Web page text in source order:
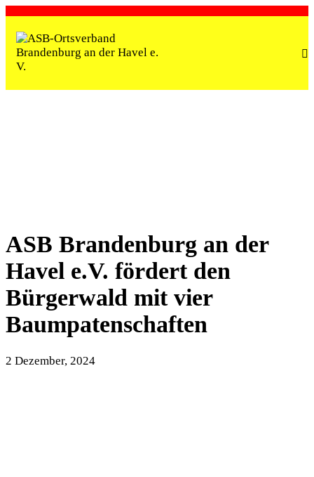
ASB Brandenburg an der
Havel e.V. fördert den
Bürgerwald mit vier
Baumpatenschaften
2 Dezember, 2024